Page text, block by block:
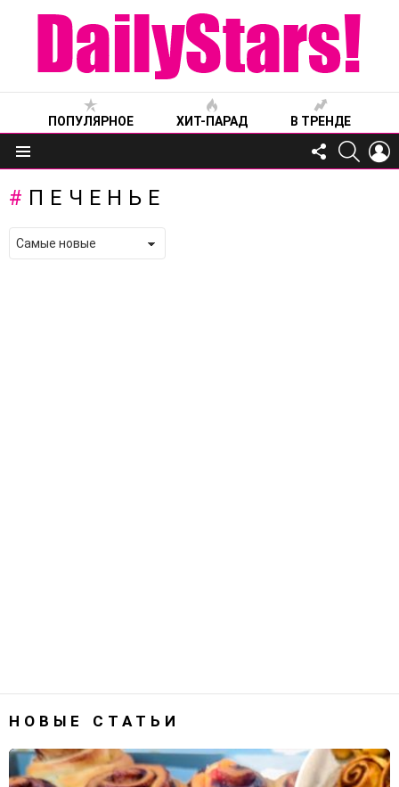
ПОПУЛЯРНОЕ ХИТ-ПАРАД В ТРЕНДЕ
Меню
FOLLOW
US
ПЕЧЕНЬЕ
НОВЫЕ СТАТЬИ